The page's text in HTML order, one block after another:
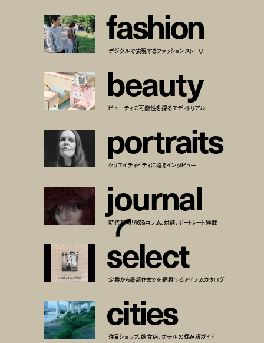
fashion
デジタルで表現するファッションストーリー
beauty
ビューティの可能性を探るエディトリアル
portraits
クリエイティビティに迫るインタビュー
journal
時代を切り取るコラム、対談、ポートレート連載
select
定番から最新作までを網羅するアイテムカタログ
cities
注目ショップ、飲食店、ホテルの保存版ガイド